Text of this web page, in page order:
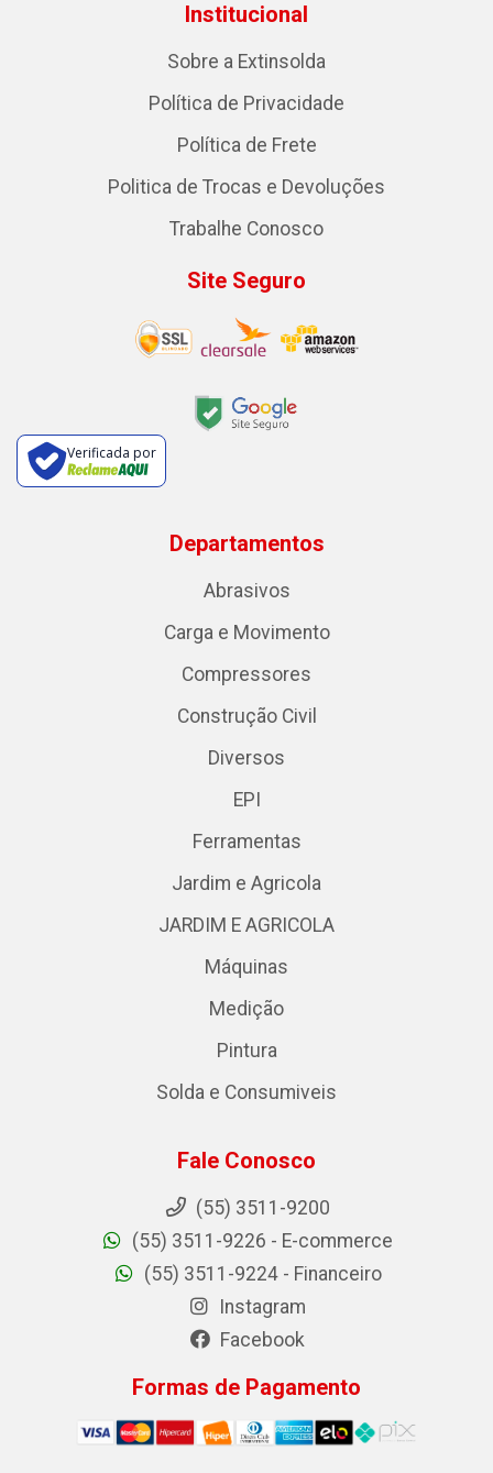
Institucional
Sobre a Extinsolda
Política de Privacidade
Política de Frete
Politica de Trocas e Devoluções
Trabalhe Conosco
Site Seguro
Verificada por
Departamentos
Abrasivos
Carga e Movimento
Compressores
Construção Civil
Diversos
EPI
Ferramentas
Jardim e Agricola
JARDIM E AGRICOLA
Máquinas
Medição
Pintura
Solda e Consumiveis
Fale Conosco
(55) 3511-9200
(55) 3511-9226 - E-commerce
(55) 3511-9224 - Financeiro
Instagram
Facebook
Formas de Pagamento